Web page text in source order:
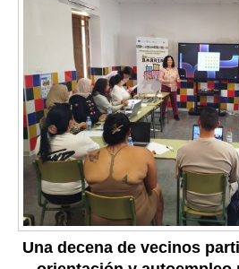
Una decena de vecinos